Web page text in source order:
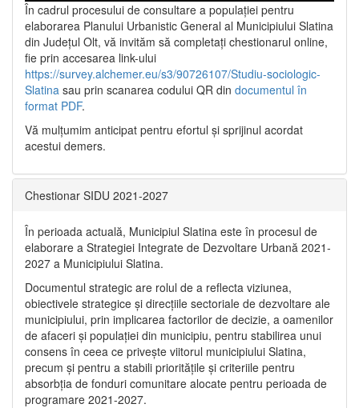
În cadrul procesului de consultare a populaţiei pentru
elaborarea Planului Urbanistic General al Municipiului Slatina
din Județul Olt, vă invităm să completați chestionarul online,
fie prin accesarea link-ului
https://survey.alchemer.eu/s3/90726107/Studiu-sociologic-
Slatina sau prin scanarea codului QR din documentul în
format PDF.
Vă mulţumim anticipat pentru efortul şi sprijinul acordat
acestui demers.
Chestionar SIDU 2021-2027
În perioada actuală, Municipiul Slatina este în procesul de
elaborare a Strategiei Integrate de Dezvoltare Urbană 2021‐
2027 a Municipiului Slatina.
Documentul strategic are rolul de a reflecta viziunea,
obiectivele strategice și direcțiile sectoriale de dezvoltare ale
municipiului, prin implicarea factorilor de decizie, a oamenilor
de afaceri și populației din municipiu, pentru stabilirea unui
consens în ceea ce privește viitorul municipiului Slatina,
precum și pentru a stabili prioritățile și criteriile pentru
absorbția de fonduri comunitare alocate pentru perioada de
programare 2021-2027.